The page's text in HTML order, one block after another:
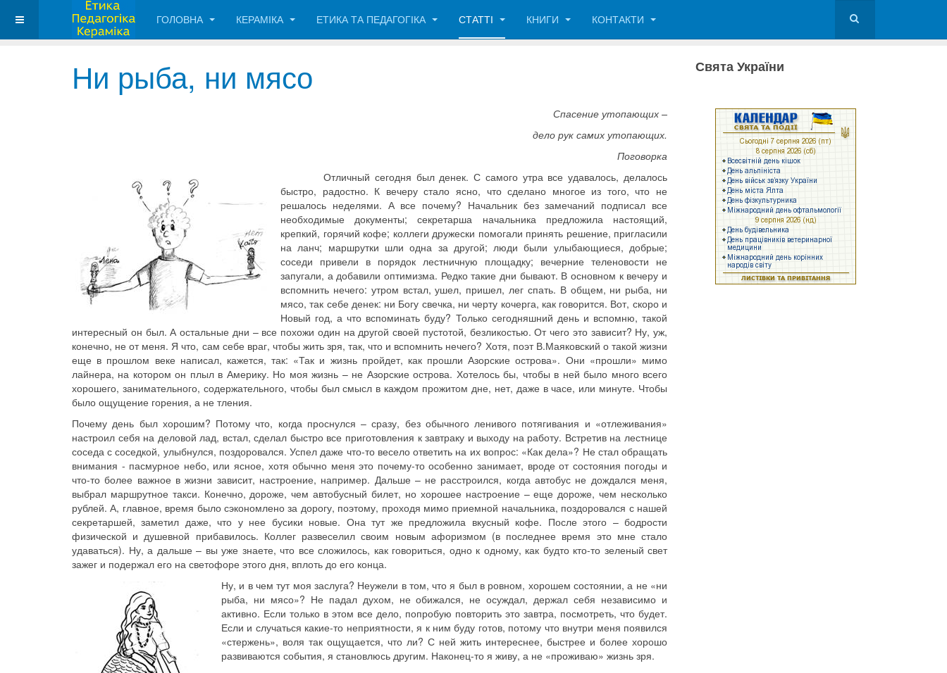
ГОЛОВНА КЕРАМІКА ЕТИКА ТА ПЕДАГОГІКА СТАТТІ КНИГИ КОНТАКТИ
Ни рыба, ни мясо
Спасение утопающих –
дело рук самих утопающих.
Поговорка
Отличный сегодня был денек. С самого утра все удавалось, делалось
быстро, радостно. К вечеру стало ясно, что сделано многое из того, что не
решалось неделями. А все почему? Начальник без замечаний подписал все
необходимые документы; секретарша начальника предложила настоящий,
крепкий, горячий кофе; коллеги дружески помогали принять решение, пригласили
на ланч; маршрутки шли одна за другой; люди были улыбающиеся, добрые;
соседи привели в порядок лестничную площадку; вечерние теленовости не
запугали, а добавили оптимизма. Редко такие дни бывают. В основном к вечеру и
вспомнить нечего: утром встал, ушел, пришел, лег спать. В общем, ни рыба, ни
мясо, так себе денек: ни Богу свечка, ни черту кочерга, как говорится. Вот, скоро и
Новый год, а что вспоминать буду? Только сегодняшний день и вспомню, такой
интересный он был. А остальные дни – все похожи один на другой своей пустотой, безликостью. От чего это зависит? Ну, уж,
конечно, не от меня. Я что, сам себе враг, чтобы жить зря, так, что и вспомнить нечего? Хотя, поэт В.Маяковский о такой жизни
еще в прошлом веке написал, кажется, так: «Так и жизнь пройдет, как прошли Азорские острова». Они «прошли» мимо
лайнера, на котором он плыл в Америку. Но моя жизнь – не Азорские острова. Хотелось бы, чтобы в ней было много всего
хорошего, занимательного, содержательного, чтобы был смысл в каждом прожитом дне, нет, даже в часе, или минуте. Чтобы
было ощущение горения, а не тления.
Почему день был хорошим? Потому что, когда проснулся – сразу, без обычного ленивого потягивания и «отлеживания»
настроил себя на деловой лад, встал, сделал быстро все приготовления к завтраку и выходу на работу. Встретив на лестнице
соседа с соседкой, улыбнулся, поздоровался. Успел даже что-то весело ответить на их вопрос: «Как дела»? Не стал обращать
внимания - пасмурное небо, или ясное, хотя обычно меня это почему-то особенно занимает, вроде от состояния погоды и
что-то более важное в жизни зависит, настроение, например. Дальше – не расстроился, когда автобус не дождался меня,
выбрал маршрутное такси. Конечно, дороже, чем автобусный билет, но хорошее настроение – еще дороже, чем несколько
рублей. А, главное, время было сэкономлено за дорогу, поэтому, проходя мимо приемной начальника, поздоровался с нашей
секретаршей, заметил даже, что у нее бусики новые. Она тут же предложила вкусный кофе. После этого – бодрости
физической и душевной прибавилось. Коллег развеселил своим новым афоризмом (в последнее время это мне стало
удаваться). Ну, а дальше – вы уже знаете, что все сложилось, как говориться, одно к одному, как будто кто-то зеленый свет
зажег и подержал его на светофоре этого дня, вплоть до его конца.
Ну, и в чем тут моя заслуга? Неужели в том, что я был в ровном, хорошем состоянии, а не «ни
рыба, ни мясо»? Не падал духом, не обижался, не осуждал, держал себя независимо и
активно. Если только в этом все дело, попробую повторить это завтра, посмотреть, что будет.
Если и случаться какие-то неприятности, я к ним буду готов, потому что внутри меня появился
«стержень», воля так ощущается, что ли? С ней жить интереснее, быстрее и более хорошо
развиваются события, я становлюсь другим. Наконец-то я живу, а не «проживаю» жизнь зря.
Свята України